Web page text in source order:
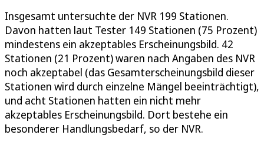
Insgesamt untersuchte der NVR 199 Stationen.
Davon hatten laut Tester 149 Stationen (75 Prozent)
mindestens ein akzeptables Erscheinungsbild. 42
Stationen (21 Prozent) waren nach Angaben des NVR
noch akzeptabel (das Gesamterscheinungsbild dieser
Stationen wird durch einzelne Mängel beeinträchtigt),
und acht Stationen hatten ein nicht mehr
akzeptables Erscheinungsbild. Dort bestehe ein
besonderer Handlungsbedarf, so der NVR.